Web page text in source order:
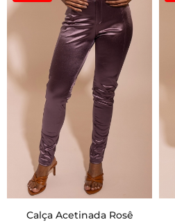
Calça Acetinada Rosê